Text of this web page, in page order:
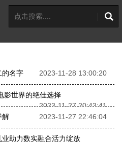
的名字 2023-11-28 13:00:20
影世界的绝佳选择
2023-11-27 20:43:41
解
2023-11-27 22:46:04
助力数实融合活力绽放